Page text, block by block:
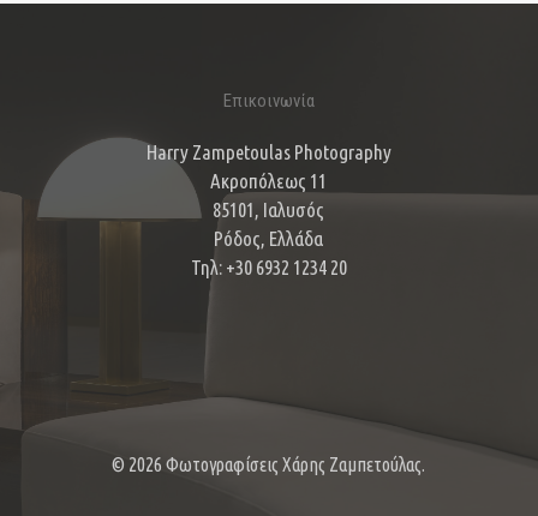
Επικοινωνία
Harry Zampetoulas Photography
Ακροπόλεως 11
85101, Ιαλυσός
Ρόδος, Ελλάδα
Τηλ: +30 6932 1234 20
© 2026 Φωτογραφίσεις Χάρης Ζαμπετούλας.